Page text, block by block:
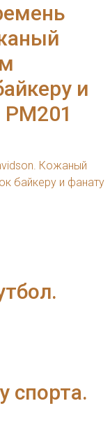
и
РМ201
спорта.